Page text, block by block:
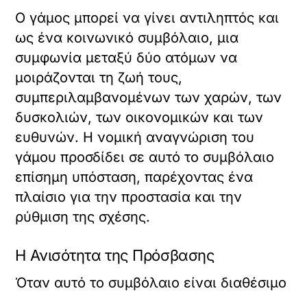
Ο γάμος μπορεί να γίνει αντιληπτός και
ως ένα κοινωνικό συμβόλαιο, μια
συμφωνία μεταξύ δύο ατόμων να
μοιράζονται τη ζωή τους,
συμπεριλαμβανομένων των χαρών, των
δυσκολιών, των οικονομικών και των
ευθυνών. Η νομική αναγνώριση του
γάμου προσδίδει σε αυτό το συμβόλαιο
επίσημη υπόσταση, παρέχοντας ένα
πλαίσιο για την προστασία και την
ρύθμιση της σχέσης.
Η Ανισότητα της Πρόσβασης
Όταν αυτό το συμβόλαιο είναι διαθέσιμο